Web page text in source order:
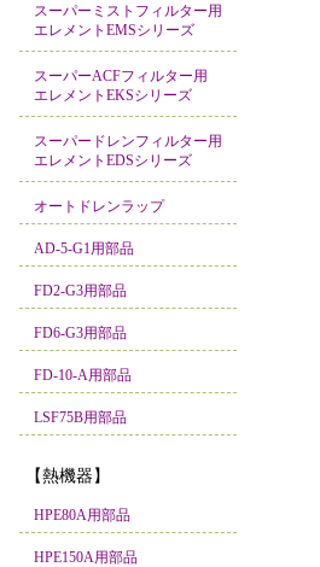
スーパーミストフィルター用
エレメントEMSシリーズ
スーパーACFフィルター用
エレメントEKSシリーズ
スーパードレンフィルター用
エレメントEDSシリーズ
オートドレンラップ
AD-5-G1用部品
FD2-G3用部品
FD6-G3用部品
FD-10-A用部品
LSF75B用部品
【熱機器】
HPE80A用部品
HPE150A用部品